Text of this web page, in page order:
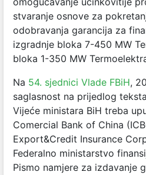
stvaranje osnove za
odobravanja garancija za
izgradnje bloka 7-450 MW
bloka 1-350 MW
Na 54. sjednici Vlade FBiH,
saglasnost na prijedlog
Vijeće ministara BiH treba
Comercial Bank of China
Export&Credit Insurance
Federalno ministarstvo
Pismo namjere za izdavanje